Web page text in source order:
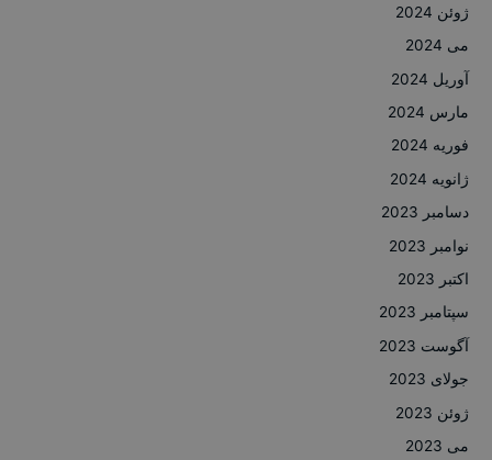
ژوئن 2024
می 2024
آوریل 2024
مارس 2024
فوریه 2024
ژانویه 2024
دسامبر 2023
نوامبر 2023
اکتبر 2023
سپتامبر 2023
آگوست 2023
جولای 2023
ژوئن 2023
می 2023